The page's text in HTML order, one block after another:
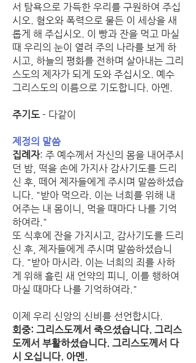
서 탐욕으로 가득한 우리를 구원하여 주십
시오. 혐오와 폭력으로 물든 이 세상을 새
롭게 해 주십시오. 이 빵과 잔을 먹고 마실
때 우리의 눈이 열려 주의 나라를 보게 하
시고, 하늘의 평화를 전하며 살아내는 그리
스도의 제자가 되게 도와 주십시오. 예수
그리스도의 이름으로 기도합니다. 아멘.
주기도 - 다같이
제정의 말씀
집례자: 주 예수께서 자신의 몸을 내어주시
던 밤, 떡을 손에 가지사 감사기도를 드리
신 후, 떼어 제자들에게 주시며 말씀하셨습
니다. "받아 먹으라. 이는 너희를 위해 내
어주는 내 몸이니, 먹을 때마다 나를 기억
하여라."
또 식후에 잔을 가지시고, 감사기도를 드리
신 후, 제자들에게 주시며 말씀하셨습니
다. "받아 마시라. 이는 너희의 죄를 사하
게 위해 흘린 새 언약의 피니, 이를 행하여
마실 때마다 나를 기억하여라."
이제 우리 신앙의 신비를 선언합시다.
회중: 그리스도께서 죽으셨습니다. 그리스
도께서 부활하셨습니다. 그리스도께서 다
시 오십니다. 아멘.